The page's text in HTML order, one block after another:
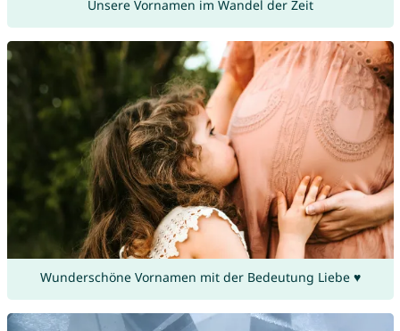
Unsere Vornamen im Wandel der Zeit
Wunderschöne Vornamen mit der Bedeutung Liebe ♥